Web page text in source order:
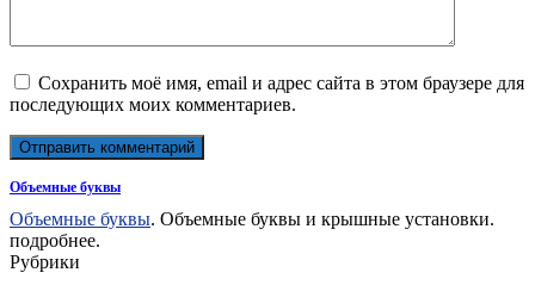
Сохранить моё имя, email и адрес сайта в этом браузере для
последующих моих комментариев.
Объемные буквы
Объемные буквы. Объемные буквы и крышные установки.
подробнее.
Рубрики